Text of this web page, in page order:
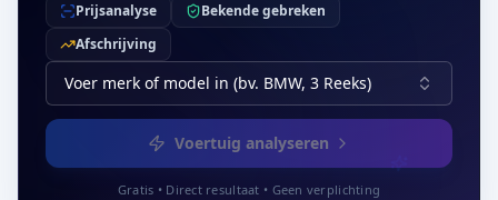
Prijsanalyse
Bekende gebreken
Afschrijving
Voer merk of model in (bv. BMW, 3 Reeks)
Voertuig analyseren
Gratis • Direct resultaat • Geen verplichting